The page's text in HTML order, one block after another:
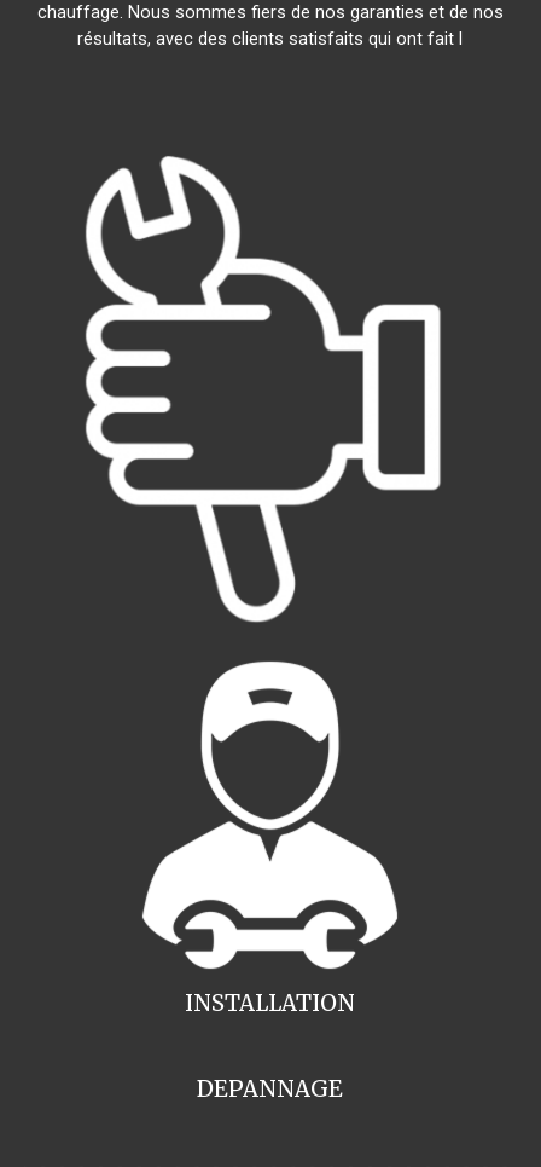
chauffage. Nous sommes fiers de nos garanties et de nos
résultats, avec des clients satisfaits qui ont fait l
INSTALLATION
DEPANNAGE